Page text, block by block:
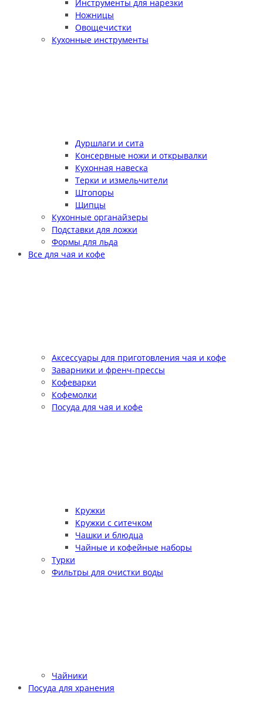
Инструменты для нарезки
Ножницы
Овощечистки
Кухонные инструменты
Дуршлаги и сита
Консервные ножи и открывалки
Кухонная навеска
Терки и измельчители
Штопоры
Щипцы
Кухонные органайзеры
Подставки для ложки
Формы для льда
Все для чая и кофе
Аксессуары для приготовления чая и кофе
Заварники и френч-прессы
Кофеварки
Кофемолки
Посуда для чая и кофе
Кружки
Кружки с ситечком
Чашки и блюдца
Чайные и кофейные наборы
Турки
Фильтры для очистки воды
Чайники
Посуда для хранения